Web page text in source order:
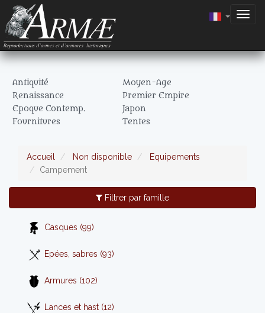
Antiquité
Moyen-Age
Renaissance
Premier Empire
Epoque Contemp.
Japon
Fournitures
Tentes
Accueil Non disponible
Equipements
Campement
Filtrer par famille
Casques (99)
Epées, sabres (93)
Armures (102)
Lances et hast (12)